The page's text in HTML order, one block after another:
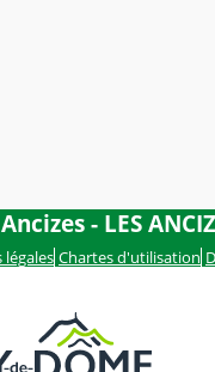
- LES
Chartes d'utilisation